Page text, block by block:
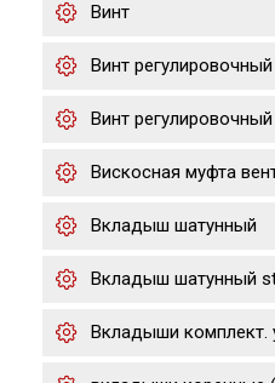
Винт
Винт регулировочный
Винт регулировочный
Вискосная муфта
Вкладыш шатунный
Вкладыш шатунный
Вкладыши комплект.